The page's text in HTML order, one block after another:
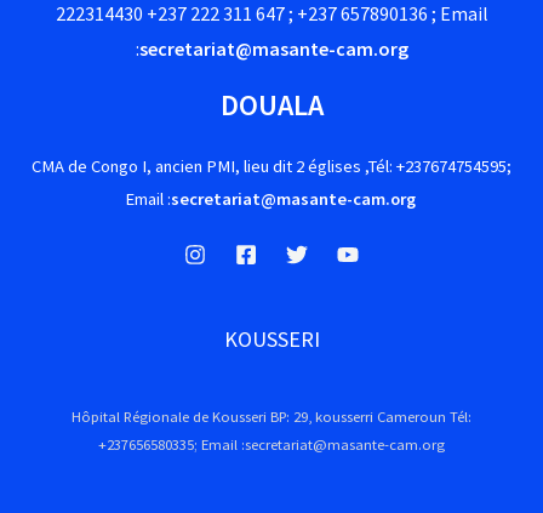
222314430 +237 222 311 647 ; +237 657890136 ; Email
:secretariat@masante-cam.org
DOUALA
CMA de Congo I, ancien PMI, lieu dit 2 églises ,Tél: +237674754595;
Email :secretariat@masante-cam.org
KOUSSERI
Hôpital Régionale de Kousseri BP: 29, kousserri Cameroun Tél:
+237656580335; Email :secretariat@masante-cam.org